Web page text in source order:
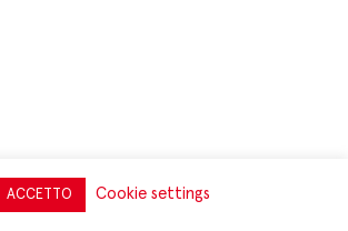
ACCETTO Cookie settings